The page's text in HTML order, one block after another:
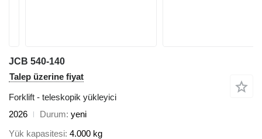
JCB 540-140
Talep üzerine fiyat
Forklift - teleskopik yükleyici
2026
Durum yeni
Yük kapasitesi 4.000 kg